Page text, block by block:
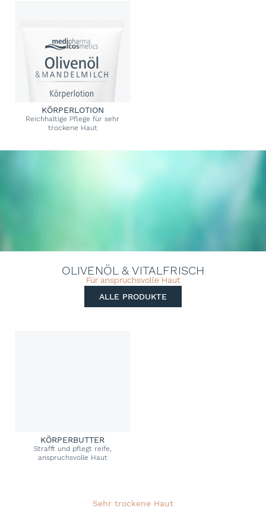
KÖRPERLOTION
Reichhaltige Pflege für sehr
trockene Haut
OLIVENÖL & VITALFRISCH
Für anspruchsvolle Haut
ALLE PRODUKTE
KÖRPERBUTTER
Strafft und pflegt reife,
anspruchsvolle Haut
Sehr trockene Haut